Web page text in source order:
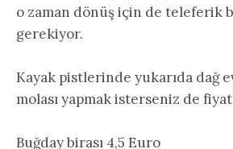
o zaman dönüş için de teleferik
gerekiyor.
Kayak pistlerinde yukarıda dağ
molası yapmak isterseniz de
Buğday birası 4,5 Euro